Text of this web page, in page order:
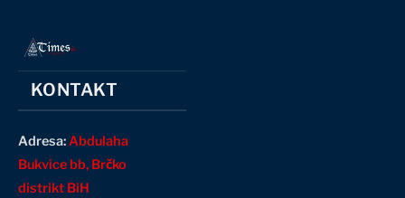
KONTAKT
Adresa:Abdulaha
Bukvice bb, Brčko
distrikt BiH